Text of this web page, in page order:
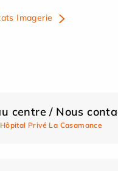
Imagerie
centre / Nous
Hôpital Privé La Casamance